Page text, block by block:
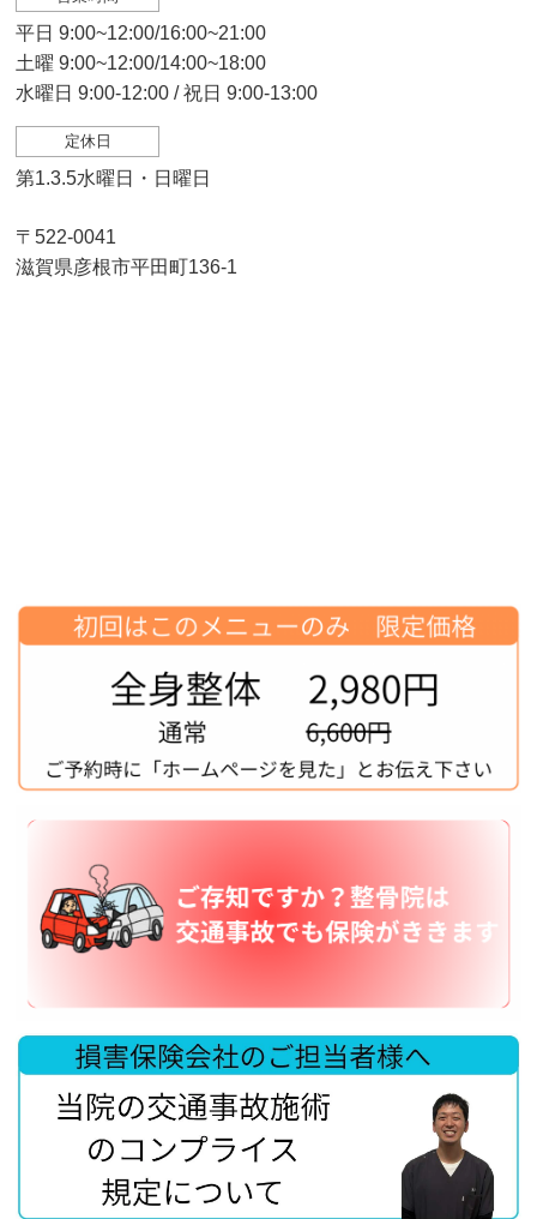
平日 9:00~12:00/16:00~21:00
土曜 9:00~12:00/14:00~18:00
水曜日 9:00-12:00 / 祝日 9:00-13:00
定休日
第1.3.5水曜日・日曜日
〒522-0041
滋賀県彦根市平田町136-1